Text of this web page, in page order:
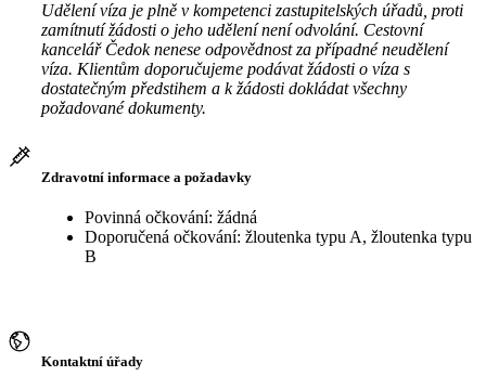
Udělení víza je plně v kompetenci zastupitelských úřadů, proti
zamítnutí žádosti o jeho udělení není odvolání. Cestovní
kancelář Čedok nenese odpovědnost za případné neudělení
víza. Klientům doporučujeme podávat žádosti o víza s
dostatečným předstihem a k žádosti dokládat všechny
požadované dokumenty.
Zdravotní informace a požadavky
Povinná očkování: žádná
Doporučená očkování: žloutenka typu A, žloutenka typu
B
Kontaktní úřady